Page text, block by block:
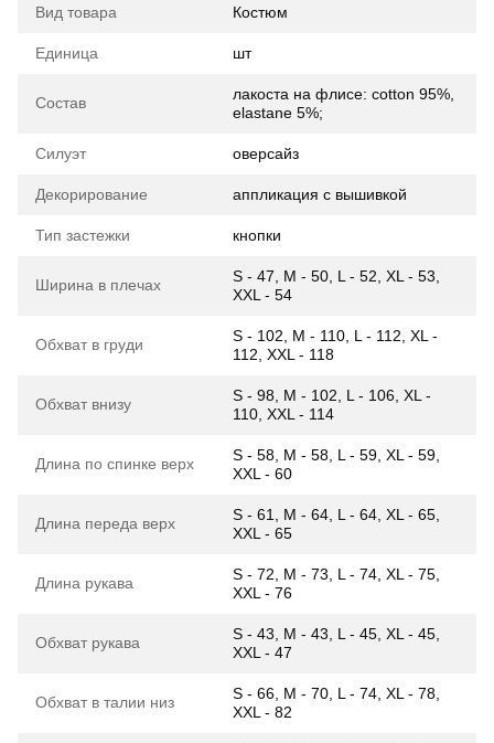
Вид товара Костюм
Единица шт
Состав
лакоста на флисе: cotton 95%,
elastane 5%;
Силуэт оверсайз
Декорирование аппликация с вышивкой
Тип застежки кнопки
Ширина в плечах
S - 47, M - 50, L - 52, XL - 53,
XXL - 54
Обхват в груди
S - 102, M - 110, L - 112, XL -
112, XXL - 118
Обхват внизу
S - 98, M - 102, L - 106, XL -
110, XXL - 114
Длина по спинке верх
S - 58, M - 58, L - 59, XL - 59,
XXL - 60
Длина переда верх
S - 61, M - 64, L - 64, XL - 65,
XXL - 65
Длина рукава
S - 72, M - 73, L - 74, XL - 75,
XXL - 76
Обхват рукава
S - 43, M - 43, L - 45, XL - 45,
XXL - 47
Обхват в талии низ
S - 66, M - 70, L - 74, XL - 78,
XXL - 82